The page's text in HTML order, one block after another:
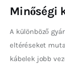
Minőségi
A különböző
eltéréseket
kábelek jobb